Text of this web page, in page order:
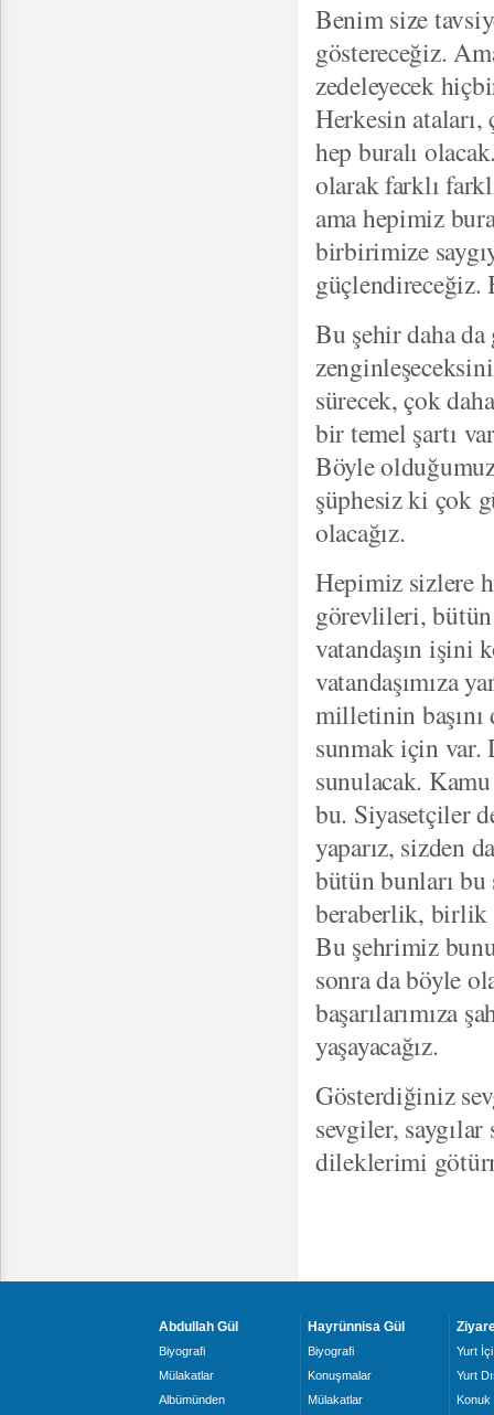
Benim size
göstereceğiz.
zedeleyecek
Herkesin
hep buralı
olarak farklı
ama hepimiz
birbirimize
güçlendireceğiz.
Bu şehir daha
sürecek, çok
bir temel şartı
Böyle
şüphesiz ki çok
olacağız.
Hepimiz sizlere
görevlileri,
vatandaşın işini
vatandaşımıza
milletinin başını
sunmak için var.
sunulacak.
bu. Siyasetçiler
yaparız, sizden
bütün bunları bu
beraberlik, birlik
Bu şehrimiz
sonra da böyle
başarılarımıza
yaşayacağız.
Gösterdiğiniz
sevgiler,
dileklerimi
Abdullah Gül
Biyografi
Mülakatlar
Albümünden
Hayrünnisa Gül
Biyografi
Konuşmalar
Mülakatlar
Yurt İçi
Yurt
Konuk